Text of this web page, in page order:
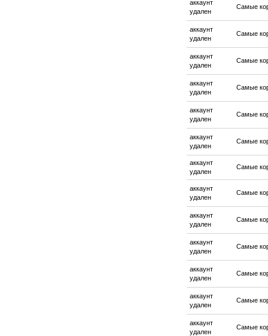
аккаунт
удален
Самые
аккаунт
удален
Самые
аккаунт
удален
Самые
аккаунт
удален
Самые
аккаунт
удален
Самые
аккаунт
удален
Самые
аккаунт
удален
Самые
аккаунт
удален
Самые
аккаунт
удален
Самые
аккаунт
удален
Самые
аккаунт
удален
Самые
аккаунт
удален
Самые
аккаунт
удален
Самые